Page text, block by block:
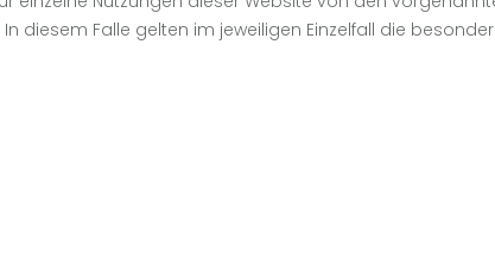
diesem Falle gelten im jeweiligen Einzelfall die